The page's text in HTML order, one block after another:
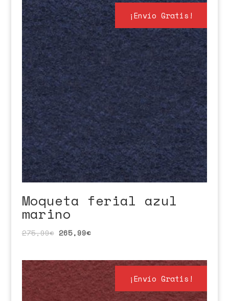
¡Envío Gratis!
Moqueta ferial azul
marino
275,99€ 265,99€
¡Envío Gratis!